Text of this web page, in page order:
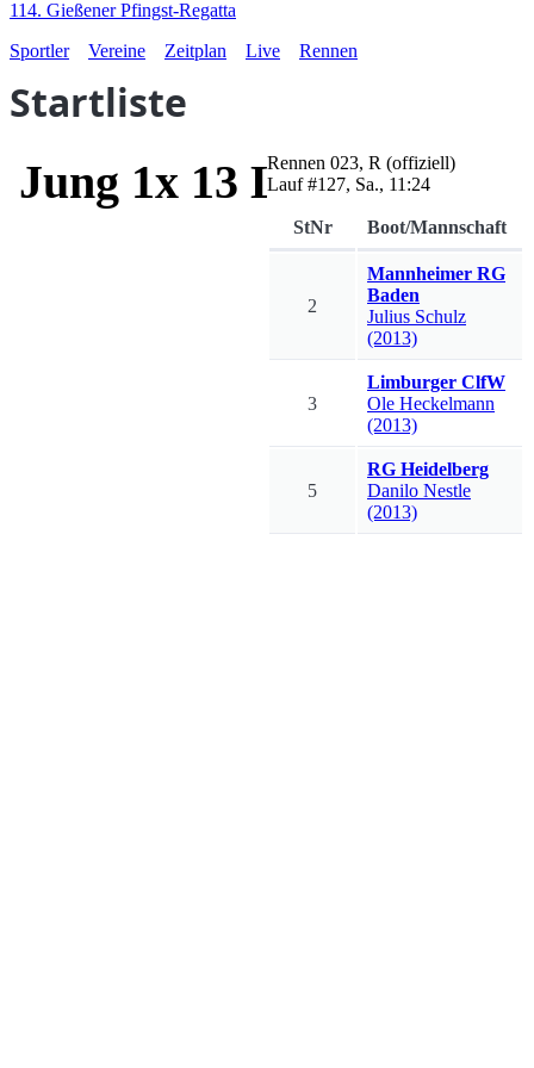
114. Gießener Pfingst-Regatta
Sportler
Vereine Zeitplan Live Rennen
Startliste
Jung 1x 13 LG I-III LG
Rennen 023, R (offiziell)
Lauf #127, Sa., 11:24
StNr Boot/Mannschaft
2
Mannheimer RG
Baden
Julius Schulz
(2013)
3
Limburger ClfW
Ole Heckelmann
(2013)
5
RG Heidelberg
Danilo Nestle
(2013)